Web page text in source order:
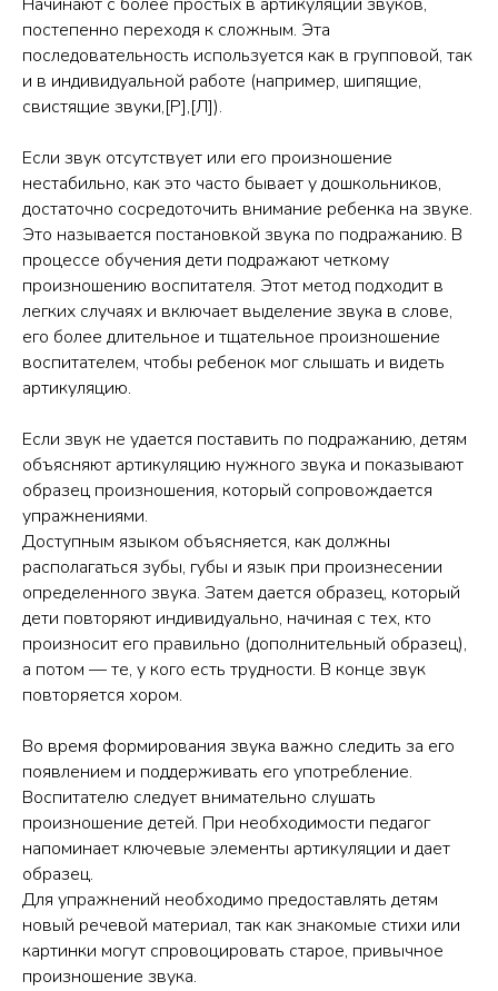
постепенно переходя к сложным. Эта
последовательность используется как в групповой, так
и в индивидуальной работе (например, шипящие,
свистящие звуки,[Р],[Л]).
Если звук отсутствует или его произношение
нестабильно, как это часто бывает у дошкольников,
достаточно сосредоточить внимание ребенка на звуке.
Это называется постановкой звука по подражанию. В
процессе обучения дети подражают четкому
произношению воспитателя. Этот метод подходит в
легких случаях и включает выделение звука в слове,
его более длительное и тщательное произношение
воспитателем, чтобы ребенок мог слышать и видеть
артикуляцию.
Если звук не удается поставить по подражанию, детям
объясняют артикуляцию нужного звука и показывают
образец произношения, который сопровождается
упражнениями.
Доступным языком объясняется, как должны
располагаться зубы, губы и язык при произнесении
определенного звука. Затем дается образец, который
дети повторяют индивидуально, начиная с тех, кто
произносит его правильно (дополнительный образец),
а потом — те, у кого есть трудности. В конце звук
повторяется хором.
Во время формирования звука важно следить за его
появлением и поддерживать его употребление.
Воспитателю следует внимательно слушать
произношение детей. При необходимости педагог
напоминает ключевые элементы артикуляции и дает
образец.
Для упражнений необходимо предоставлять детям
новый речевой материал, так как знакомые стихи или
картинки могут спровоцировать старое, привычное
произношение звука.